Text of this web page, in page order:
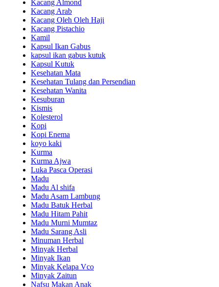
Kacang Almond
Kacang Arab
Kacang Oleh Oleh Haji
Kacang Pistachio
Kamil
Kapsul Ikan Gabus
kapsul ikan gabus kutuk
Kapsul Kutuk
Kesehatan Mata
Kesehatan Tulang dan Persendian
Kesehatan Wanita
Kesuburan
Kismis
Kolesterol
Kopi
Kopi Enema
koyo kaki
Kurma
Kurma Ajwa
Luka Pasca Operasi
Madu
Madu Al shifa
Madu Asam Lambung
Madu Batuk Herbal
Madu Hitam Pahit
Madu Murni Mumtaz
Madu Sarang Asli
Minuman Herbal
Minyak Herbal
Minyak Ikan
Minyak Kelapa Vco
Minyak Zaitun
Nafsu Makan Anak